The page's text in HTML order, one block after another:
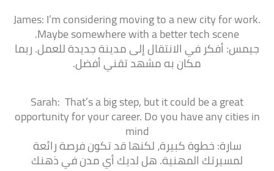
James: I’m considering moving to a new city for work.
Maybe somewhere with a better tech scene.
جيمس: أفكر في الانتقال إلى مدينة جديدة للعمل. ربما
مكان به مشهد تقني أفضل.
Sarah: That’s a big step, but it could be a great
opportunity for your career. Do you have any cities in
mind
سارة: خطوة كبيرة، لكنها قد تكون فرصة رائعة
لمسيرتك المهنية. هل لديك أي مدن في ذهنك